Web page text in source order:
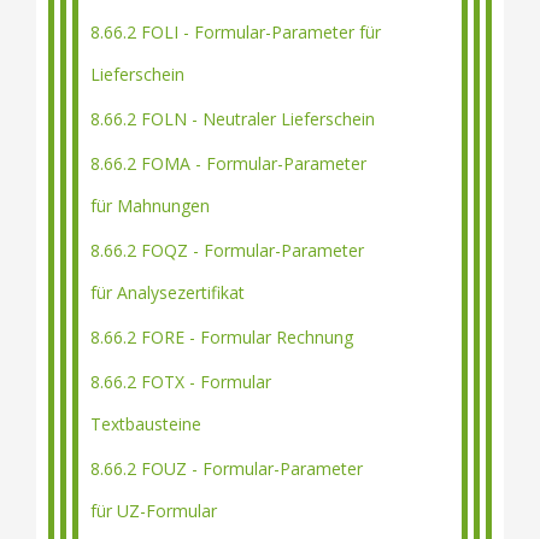
8.66.2 FOLI - Formular-Parameter für
Lieferschein
8.66.2 FOLN - Neutraler Lieferschein
8.66.2 FOMA - Formular-Parameter
für Mahnungen
8.66.2 FOQZ - Formular-Parameter
für Analysezertifikat
8.66.2 FORE - Formular Rechnung
8.66.2 FOTX - Formular
Textbausteine
8.66.2 FOUZ - Formular-Parameter
für UZ-Formular